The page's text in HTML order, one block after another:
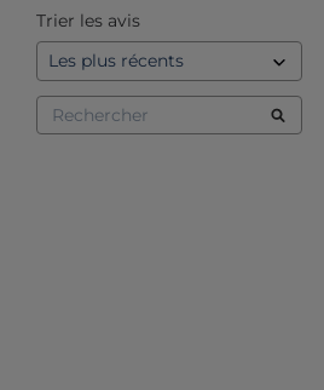
Trier les avis